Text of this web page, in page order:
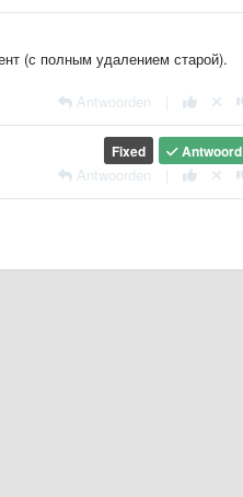
(с полным удалением старой).
Antwoorden
Antwoord
Fixed
Antwoorden